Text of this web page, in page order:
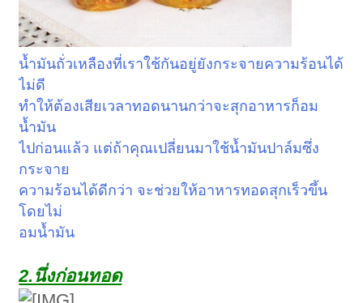
น้ำมันถั่วเหลืองที่เราใช้กันอยู่ยังกระจายความร้อนได้
ไม่ดี
ทำให้ต้องเสียเวลาทอดนานกว่าจะสุกอาหารก็อม
น้ำมัน
ไปก่อนแล้ว แต่ถ้าคุณเปลี่ยนมาใช้น้ำมันปาล์มซึ่ง
กระจาย
ความร้อนได้ดีกว่า จะช่วยให้อาหารทอดสุกเร็วขึ้น
โดยไม่
อมน้ำมัน
2.นึ่งก่อนทอด